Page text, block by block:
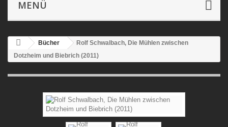
MENÜ
Bücher
Rolf Schwalbach, Die Mühlen zwischen
Dotzheim und Biebrich (2011)